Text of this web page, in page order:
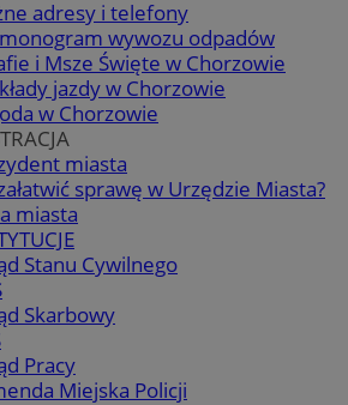
adresy i telefony
wywozu odpadów
i Msze Święte w Chorzowie
jazdy w Chorzowie
w Chorzowie
miasta
sprawę w Urzędzie Miasta?
miasta
Stanu Cywilnego
Skarbowy
Pracy
Miejska Policji